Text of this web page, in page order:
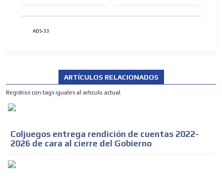
ADS-33
ARTÍCULOS RELACIONADOS
Registros con tags iguales al articulo actual.
Coljuegos entrega rendición de cuentas 2022-
2026 de cara al cierre del Gobierno